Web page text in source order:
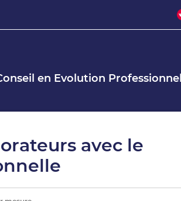
en Evolution
avec le